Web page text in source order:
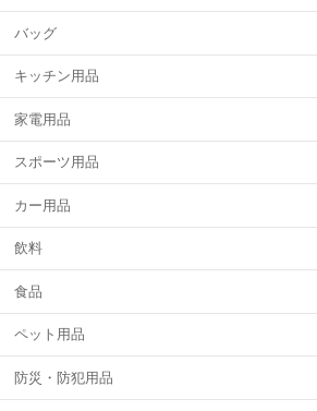
バッグ
キッチン用品
家電用品
スポーツ用品
カー用品
飲料
食品
ペット用品
防災・防犯用品